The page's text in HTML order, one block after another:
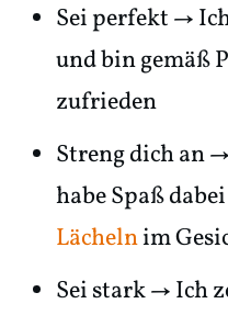
Sei perfekt →
und bin gemäß
zufrieden
Streng dich an
habe Spaß
Lächelnim
Sei stark → Ich